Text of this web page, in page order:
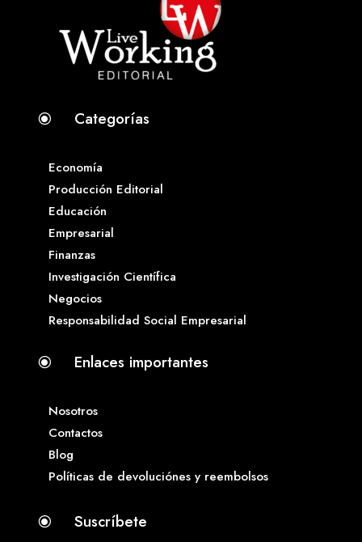
\ Categorías
Economía
Producción Editorial
Educación
Empresarial
Finanzas
Investigación Científica
Negocios
Responsabilidad Social Empresarial
\ Enlaces importantes
Nosotros
Contactos
Blog
Políticas de devoluciónes y reembolsos
\ Suscríbete